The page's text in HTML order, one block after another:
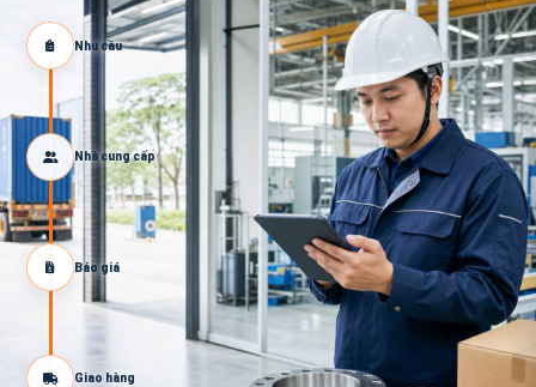
Nhu cầu
Nhà cung cấp
Báo giá
Giao hàng